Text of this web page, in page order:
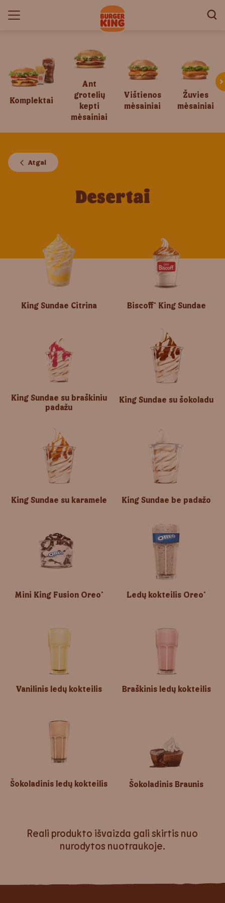
Komplektai
Ant
grotelių
kepti
mėsainiai
Vištienos
mėsainiai
Žuvies
mėsainiai
Atgal
Desertai
King Sundae Citrina Biscoff® King Sundae
King Sundae su braškiniu
padažu
King Sundae su šokoladu
King Sundae su karamele King Sundae be padažo
Mini King Fusion Oreo ® Ledų kokteilis Oreo ®
Vanilinis ledų kokteilis Braškinis ledų kokteilis
Šokoladinis ledų kokteilis Šokoladinis Braunis
Reali produkto išvaizda gali skirtis nuo
nurodytos nuotraukoje.